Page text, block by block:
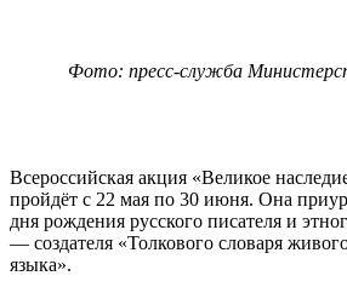
Фото: пресс-служба
Всероссийская акция «Великое
пройдёт с 22 мая по 30 июня. Она
дня рождения русского писателя и
— создателя «Толкового словаря
языка».